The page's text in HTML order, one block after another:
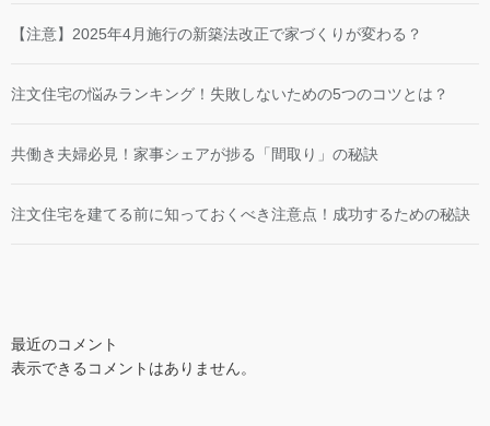
【注意】2025年4月施行の新築法改正で家づくりが変わる？
注文住宅の悩みランキング！失敗しないための5つのコツとは？
共働き夫婦必見！家事シェアが捗る「間取り」の秘訣
注文住宅を建てる前に知っておくべき注意点！成功するための秘訣
最近のコメント
表示できるコメントはありません。